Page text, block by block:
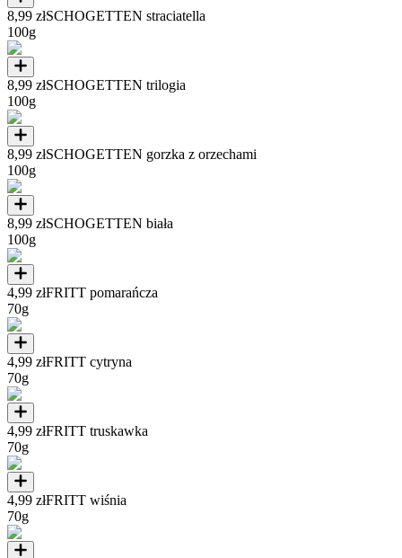
8,99 złSCHOGETTEN straciatella
100g
8,99 złSCHOGETTEN trilogia
100g
8,99 złSCHOGETTEN gorzka z orzechami
100g
8,99 złSCHOGETTEN biała
100g
4,99 złFRITT pomarańcza
70g
4,99 złFRITT cytryna
70g
4,99 złFRITT truskawka
70g
4,99 złFRITT wiśnia
70g